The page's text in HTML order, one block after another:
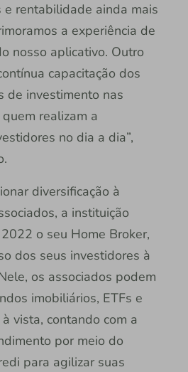
e rentabilidade ainda mais
a experiência de
nosso aplicativo. Outro
capacitação dos
de investimento nas
realizam a
no dia a dia”,
diversificação à
a instituição
o seu Home Broker,
dos seus investidores à
os associados podem
imobiliários, ETFs e
vista, contando com a
por meio do
para agilizar suas